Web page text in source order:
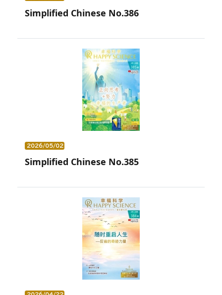
Simplified Chinese No.386
2026/05/02
Simplified Chinese No.385